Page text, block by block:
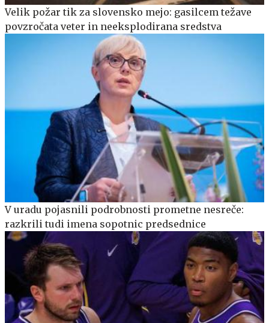
Velik požar tik za slovensko mejo: gasilcem težave
povzročata veter in neeksplodirana sredstva
V uradu pojasnili podrobnosti prometne nesreče:
razkrili tudi imena sopotnic predsednice